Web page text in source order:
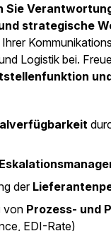
Sie
strategische
Logistik bei.
der
von Prozess- und
EDI-Rate)